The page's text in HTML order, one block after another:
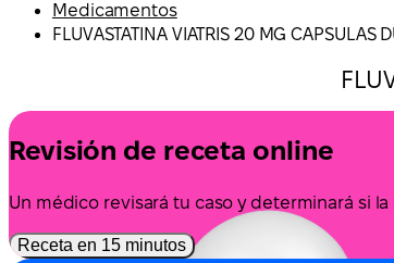
Medicamentos
FLUVASTATINA VIATRIS 20 MG CAPSULAS
Revisión de receta online
Un médico revisará tu caso y determinará si
Receta en 15 minutos